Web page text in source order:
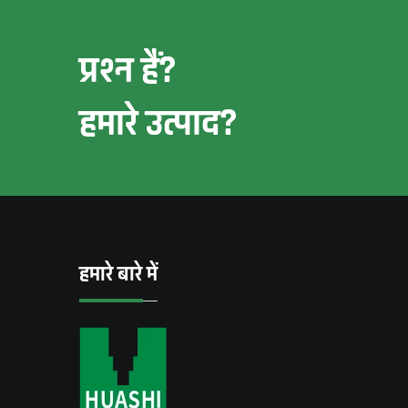
प्रश्न हैं?
हमारे उत्पाद?
हमारे बारे में